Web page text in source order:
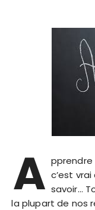
A pprendre
c’est
savoir…
la plupart de nos